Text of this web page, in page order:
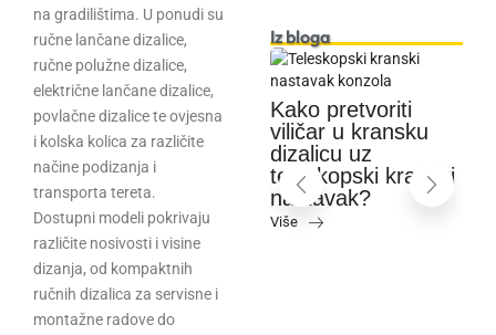
na gradilištima. U ponudi su
ručne lančane dizalice,
ručne polužne dizalice,
električne lančane dizalice,
povlačne dizalice te ovjesna
i kolska kolica za različite
načine podizanja i
transporta tereta.
Dostupni modeli pokrivaju
različite nosivosti i visine
dizanja, od kompaktnih
ručnih dizalica za servisne i
montažne radove do
Iz bloga
Kako odabrati
prave beskonačne
priveznice –
kompletan vodič
Više
Kako pretvoriti
viličar u kransku
dizalicu uz
teleskopski kranski
nastavak?
Više